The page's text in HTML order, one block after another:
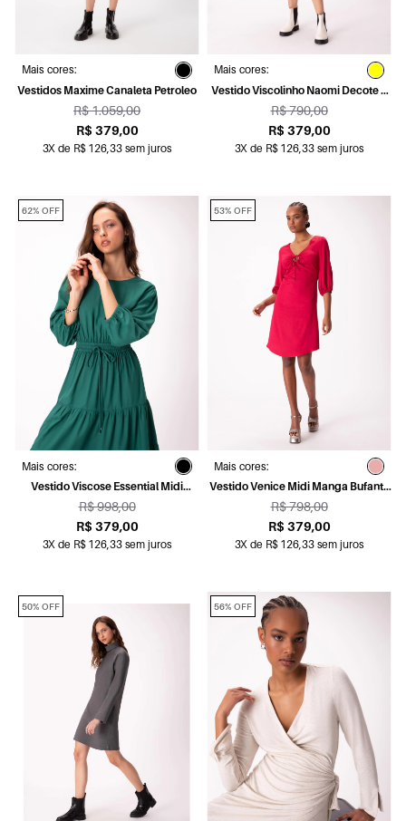
Mais cores:
Vestidos Maxime Canaleta Petroleo
R$ 1.059,00
R$ 379,00
3X de R$ 126,33 sem juros
Mais cores:
Vestido Viscolinho Naomi Decote v
Mostarda
R$ 790,00
R$ 379,00
3X de R$ 126,33 sem juros
Mais cores:
Vestido Viscose Essential Midi
Ajuste Ci Petroleo
R$ 998,00
R$ 379,00
3X de R$ 126,33 sem juros
62% OFF
Mais cores:
Vestido Venice Midi Manga Bufante
Magenta
R$ 798,00
R$ 379,00
3X de R$ 126,33 sem juros
53% OFF
50% OFF 56% OFF